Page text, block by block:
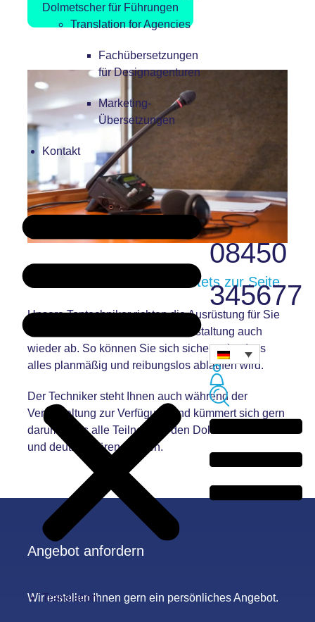
Translation for Agencies
Fachübersetzungen
für Designagenturen
Marketing-
Übersetzungen
Kontakt
Translation
08450
345677
Dolmetscher für Führungen
Ein Techniker steht Ihnen stets zur Seite
Unsere Tontechniker richten die Ausrüstung für Sie
ein und bauen sie nach der Veranstaltung auch
wieder ab. So können Sie sich sicher sein, dass
alles planmäßig und reibungslos ablaufen wird.
Der Techniker steht Ihnen auch während der
Veranstaltung zur Verfügung und kümmert sich gern
darum, dass alle Teilnehmer den Dolmetscher laut
und deutlich hören können.
Angebot anfordern
Wir erstellen Ihnen gern ein persönliches Angebot.